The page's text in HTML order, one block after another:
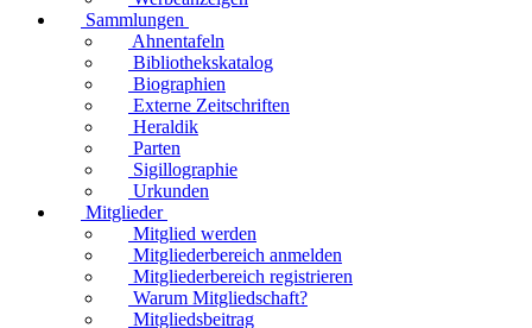
Sammlungen
Ahnentafeln
Bibliothekskatalog
Biographien
Externe Zeitschriften
Heraldik
Parten
Sigillographie
Urkunden
Mitglieder
Mitglied werden
Mitgliederbereich anmelden
Mitgliederbereich registrieren
Warum Mitgliedschaft?
Mitgliedsbeitrag